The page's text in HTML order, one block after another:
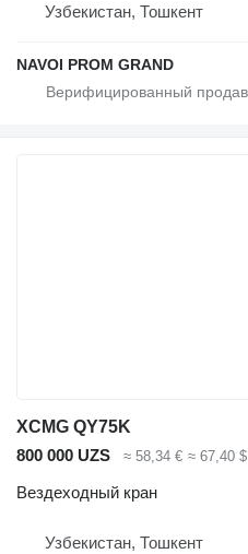
Узбекистан, Тошкент
NAVOI PROM GRAND
XCMG QY75K
800 000 UZS
≈ 58,34 € ≈ 67,40 $
Вездеходный кран
Узбекистан, Тошкент